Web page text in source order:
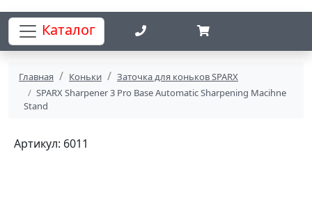
Каталог
Главная Коньки
Заточка для коньков SPARX
SPARX Sharpener 3 Pro Base Automatic Sharpening Macihne
Stand
Артикул: 6011